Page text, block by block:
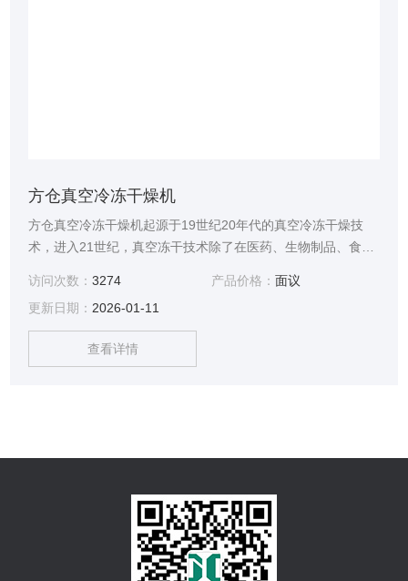
方仓真空冷冻干燥机
方仓真空冷冻干燥机起源于19世纪20年代的真空冷冻干燥技
术，进入21世纪，真空冻干技术除了在医药、生物制品、食
访问次数：3274 产品价格： 面议
更新日期：2026-01-11
查看详情